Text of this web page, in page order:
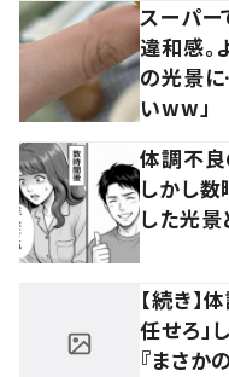
スーパー
違和感。
の光景に
いww」
体調不良
しかし
した光景
【続き
任せろ」
『まさか